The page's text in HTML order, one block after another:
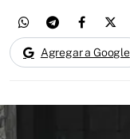
Agregar a Google